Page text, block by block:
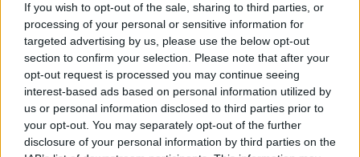
If you wish to opt-out of the sale, sharing to third parties, or
processing of your personal or sensitive information for
targeted advertising by us, please use the below opt-out
section to confirm your selection. Please note that after your
opt-out request is processed you may continue seeing
interest-based ads based on personal information utilized by
us or personal information disclosed to third parties prior to
your opt-out. You may separately opt-out of the further
disclosure of your personal information by third parties on the
continuación, las posibles alineaciones del Real Madrid-
Valencia.
Real Madrid
Courtois – Lucas Vázquez (Carvajal),
Varane, Nacho, Mendy – Casemiro, Kroos, Modric –
Asensio, Benzema, Vinicius.